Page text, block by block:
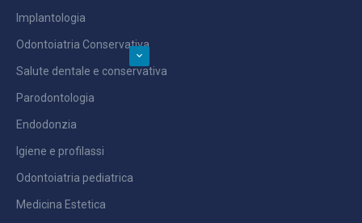
Implantologia
Odontoiatria Conservativa
Salute dentale e conservativa
Parodontologia
Endodonzia
Igiene e profilassi
Odontoiatria pediatrica
Medicina Estetica